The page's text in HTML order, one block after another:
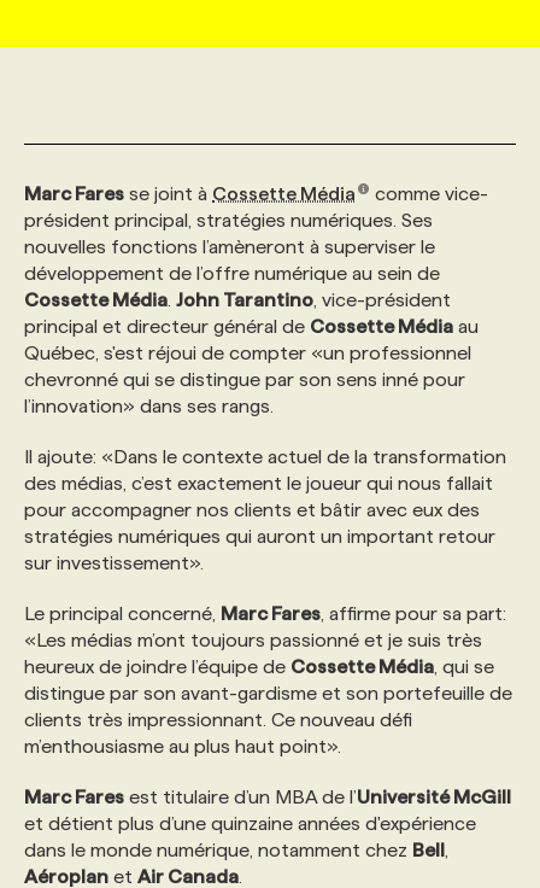
AFFAIRES DE L'INDUSTRIE
INITIATIVES NUMÉRIQUES
PRIX ET DISTINCTIONS
TENDANCES
WEB & MÉDIAS SOCIAUX
MARKETING DURABLE
GEO/SEO
ÉVÉNEMENTIEL
INFOLETTRE PUBLICITÉ
ANNONCEZ AVEC NOUS
CONSULTER LA CVTHÈQUE
PROFIL ENTREPRISE
FAQ
ANNONCEZ AVEC NOUS
VOIR LES OFFRES
PROFIL CANDIDAT
FAQ
ANNONCEZ AVEC NOUS
NOS FORMATIONS EN LIGNE
NOS PARCOURS DE FORMATIONS
FORMATIONS PERSONNALISÉES
NOS FORMATEUR‧RICES
POURQUOI CHOISIR NOS FORMATIONS
NOS TARIFS
FAQ
ANNONCEZ AVEC NOUS
CHASSE DE TÊTE
SERVICE DE CHASSE DE TÊTE
NOS TARIFS
NOS EXPERTISES
FAQ
ANNONCEZ AVEC NOUS
Marc Fares se joint à Cossette Média
comme vice-
président principal, stratégies numériques. Ses
nouvelles fonctions l’amèneront à superviser le
développement de l’offre numérique au sein de
Cossette Média John Tarantino , vice-président
principal et directeur général de Cossette Média au
Québec, s'est réjoui de compter «un professionnel
chevronné qui se distingue par son sens inné pour
l’innovation» dans ses rangs.
Il ajoute: «Dans le contexte actuel de la transformation
des médias, c’est exactement le joueur qui nous fallait
pour accompagner nos clients et bâtir avec eux des
stratégies numériques qui auront un important retour
sur investissement».
Le principal concerné, Marc Fares , affirme pour sa part:
«Les médias m’ont toujours passionné et je suis très
heureux de joindre l’équipe de Cossette Média , qui se
distingue par son avant-gardisme et son portefeuille de
clients très impressionnant. Ce nouveau défi
m’enthousiasme au plus haut point».
Marc Fares est titulaire d’un MBA de l’Université McGill
et détient plus d’une quinzaine années d'expérience
dans le monde numérique, notamment chez Bell
Aéroplan et Air Canada